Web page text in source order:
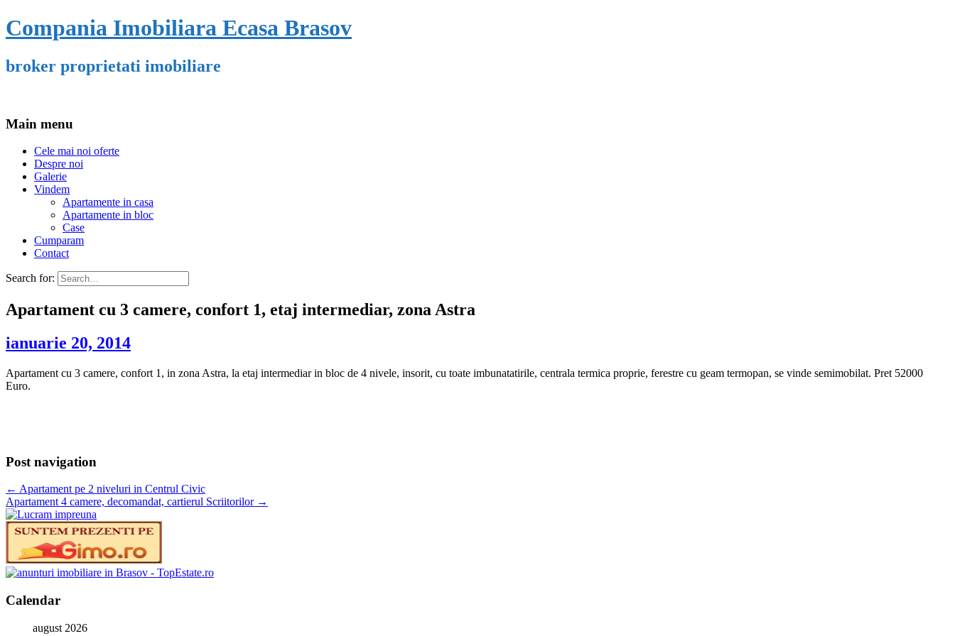
Compania Imobiliara Ecasa Brasov
broker proprietati imobiliare
Main menu
Cele mai noi oferte
Despre noi
Galerie
Vindem
Apartamente in casa
Apartamente in bloc
Case
Cumparam
Contact
Search for:
Apartament cu 3 camere, confort 1, etaj intermediar, zona Astra
ianuarie 20, 2014
Apartament cu 3 camere, confort 1, in zona Astra, la etaj intermediar in bloc de 4 nivele, insorit, cu toate imbunatatirile, centrala termica proprie, ferestre cu geam termopan, se vinde semimobilat. Pret 52000
Euro.
Post navigation
← Apartament pe 2 niveluri in Centrul Civic
Apartament 4 camere, decomandat, cartierul Scriitorilor →
Calendar
august 2026